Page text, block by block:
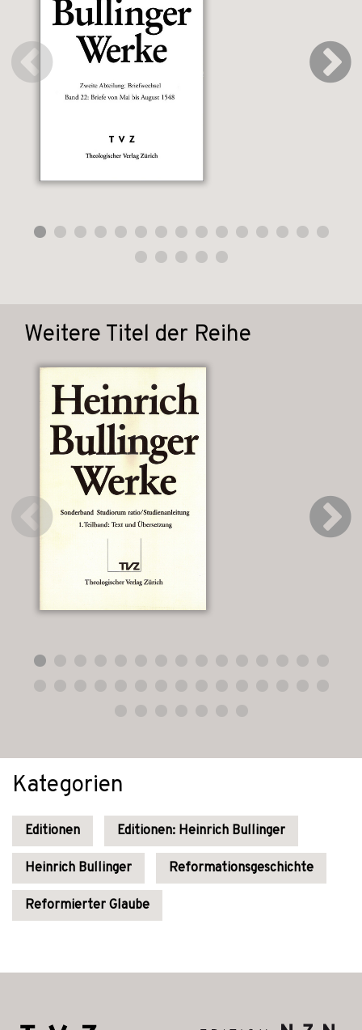
Weitere Titel der Reihe
Kategorien
Editionen Editionen: Heinrich Bullinger
Heinrich Bullinger Reformationsgeschichte
Reformierter Glaube